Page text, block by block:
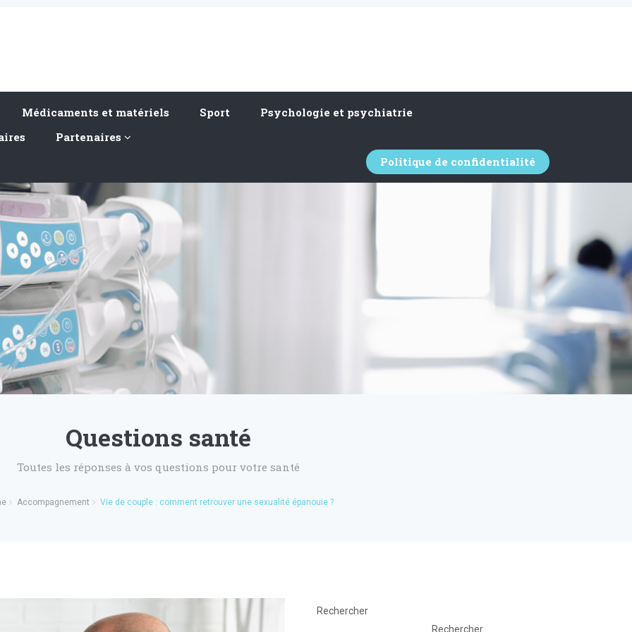
Médicaments et matériels Sport
Psychologie et psychiatrie
Partenaires
Politique de confidentialité
Questions santé
Toutes les réponses à vos questions pour votre santé
Accompagnement Vie de couple : comment retrouver une sexualité épanouie ?
Rechercher
Rechercher